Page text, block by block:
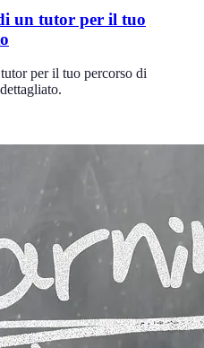
un tutor per il tuo
per il tuo percorso di